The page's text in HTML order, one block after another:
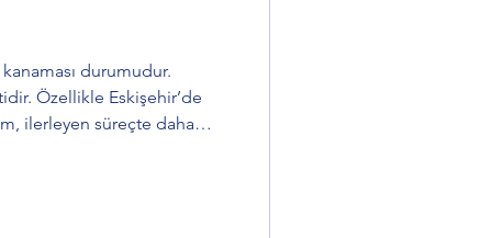
durumudur.
Özellikle Eskişehir’de
ilerleyen süreçte daha